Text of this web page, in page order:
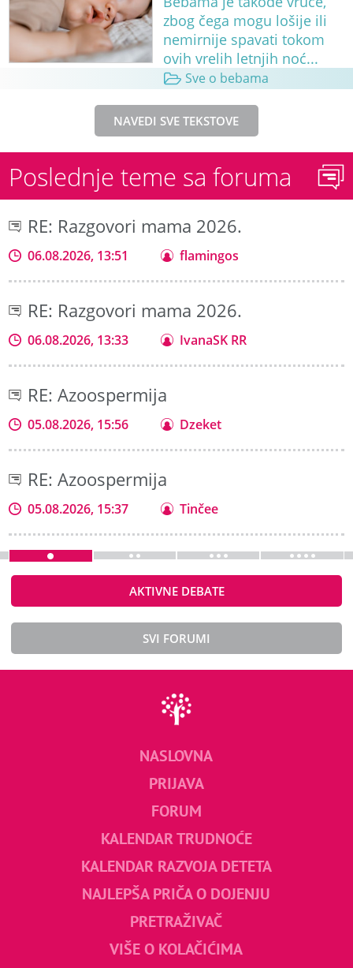
zbog čega mogu lošije ili
nemirnije spavati tokom
ovih vrelih letnjih noć...
Sve o bebama
NAVEDI SVE TEKSTOVE
Poslednje teme sa foruma
RE: Razgovori mama 2026.
06.08.2026, 13:51 flamingos
RE: Razgovori mama 2026.
06.08.2026, 13:33 IvanaSK RR
RE: Azoospermija
05.08.2026, 15:56 Dzeket
RE: Azoospermija
05.08.2026, 15:37 Tinčee
AKTIVNE DEBATE
SVI FORUMI
NASLOVNA
PRIJAVA
FORUM
KALENDAR TRUDNOĆE
KALENDAR RAZVOJA DETETA
NAJLEPŠA PRIČA O DOJENJU
PRETRAŽIVAČ
VIŠE O KOLAČIĆIMA